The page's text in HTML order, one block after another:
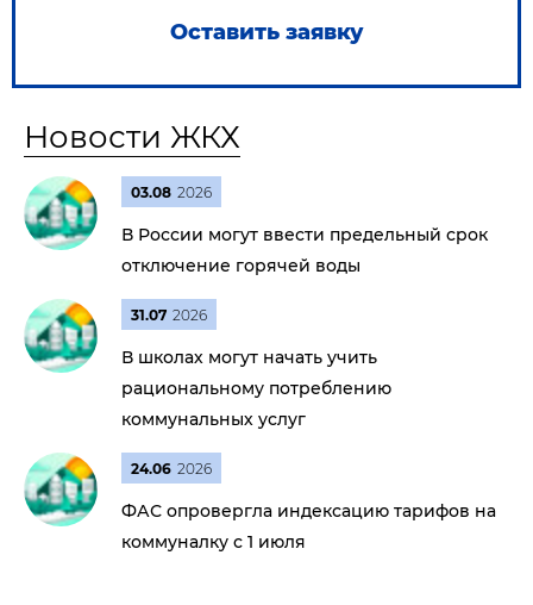
Оставить заявку
Новости ЖКХ
03.08 2026
В России могут ввести предельный срок
отключение горячей воды
31.07 2026
В школах могут начать учить
рациональному потреблению
коммунальных услуг
24.06 2026
ФАС опровергла индексацию тарифов на
коммуналку с 1 июля